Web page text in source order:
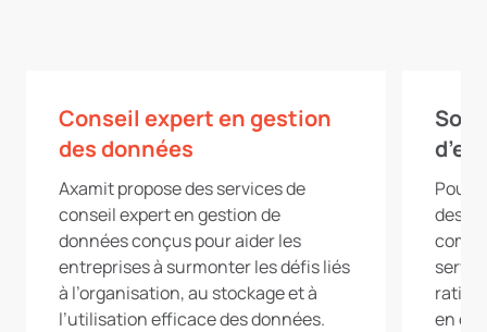
Conseil expert en gestion
des données
Axamit propose des services de
conseil expert en gestion de
données conçus pour aider les
entreprises à surmonter les défis liés
à l’organisation, au stockage et à
l’utilisation efficace des données.
Pour
des
en